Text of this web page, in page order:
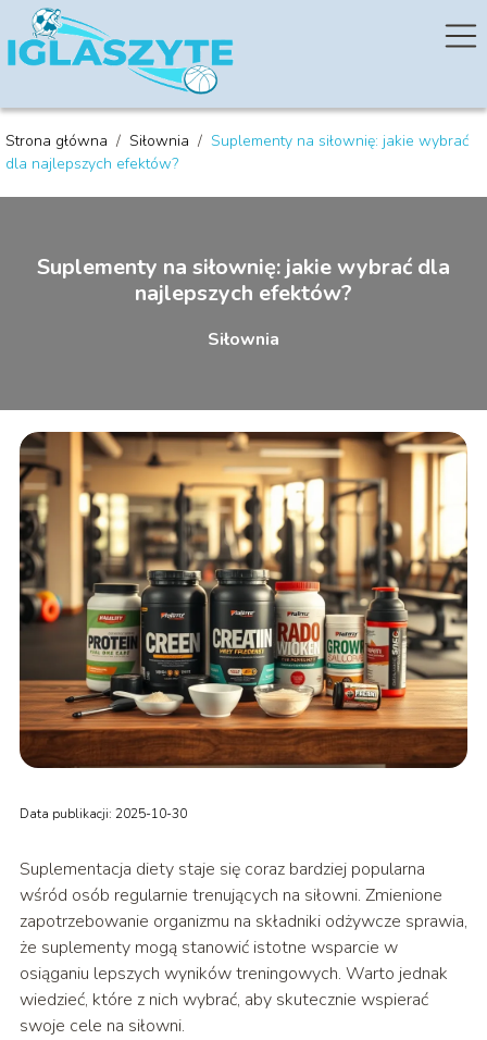
Strona główna / Siłownia / Suplementy na siłownię: jakie wybrać
dla najlepszych efektów?
Suplementy na siłownię: jakie wybrać dla
najlepszych efektów?
Siłownia
Data publikacji: 2025-10-30
Suplementacja diety staje się coraz bardziej popularna
wśród osób regularnie trenujących na siłowni. Zmienione
zapotrzebowanie organizmu na składniki odżywcze sprawia,
że suplementy mogą stanowić istotne wsparcie w
osiąganiu lepszych wyników treningowych. Warto jednak
wiedzieć, które z nich wybrać, aby skutecznie wspierać
swoje cele na siłowni.